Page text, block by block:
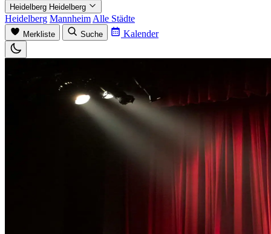
Heidelberg Heidelberg
Heidelberg Mannheim Alle Städte
Merkliste Suche Kalender